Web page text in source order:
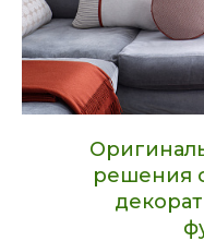
решения